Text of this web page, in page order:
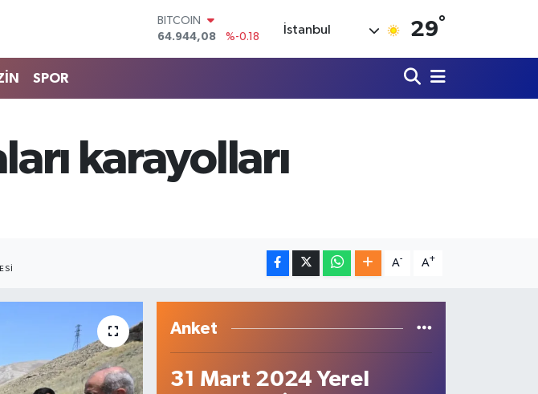
DOLAR
47,7436
%0.18
64,4811
%0.38
BİST100
13.779
%-14
BITCOIN
İstanbul 29°
SPOR
karayolları
A- A+
Anket
31 Mart 2024 Yerel